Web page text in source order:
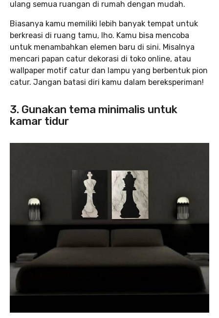
ulang semua ruangan di rumah dengan mudah.
Biasanya kamu memiliki lebih banyak tempat untuk
berkreasi di ruang tamu, lho. Kamu bisa mencoba
untuk menambahkan elemen baru di sini. Misalnya
mencari papan catur dekorasi di toko online, atau
wallpaper motif catur dan lampu yang berbentuk pion
catur. Jangan batasi diri kamu dalam bereksperiman!
3. Gunakan tema minimalis untuk
kamar tidur